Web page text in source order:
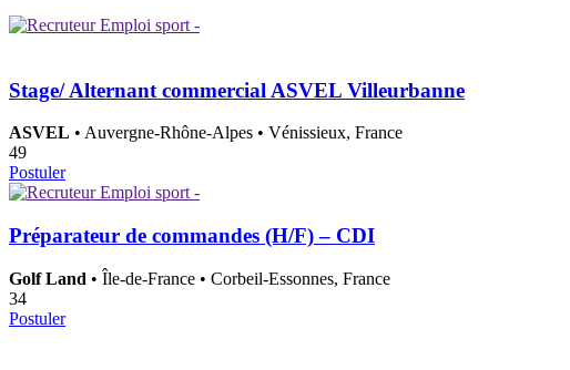
Stage/ Alternant commercial ASVEL Villeurbanne
ASVEL • Auvergne-Rhône-Alpes • Vénissieux, France
49
Postuler
Préparateur de commandes (H/F) – CDI
Golf Land • Île-de-France • Corbeil-Essonnes, France
34
Postuler